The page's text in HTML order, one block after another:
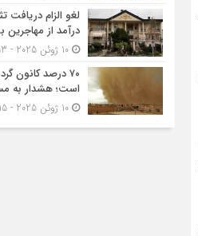
لغو الزام
درآمد از مهاجرین
10 ژوئن 2025 - 18:53
۷۰ درصد کانون
است؛ هشدار به
10 ژوئن 2025 - 18:15